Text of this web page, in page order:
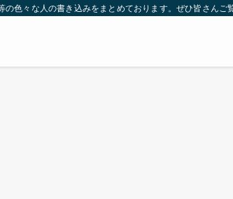
色々な人の書き込みをまとめております。ぜひ皆さんご